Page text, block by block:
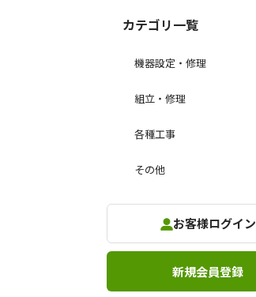
カテゴリ一覧
機器設定・修理
組立・修理
各種工事
その他
お客様ログイン
新規会員登録